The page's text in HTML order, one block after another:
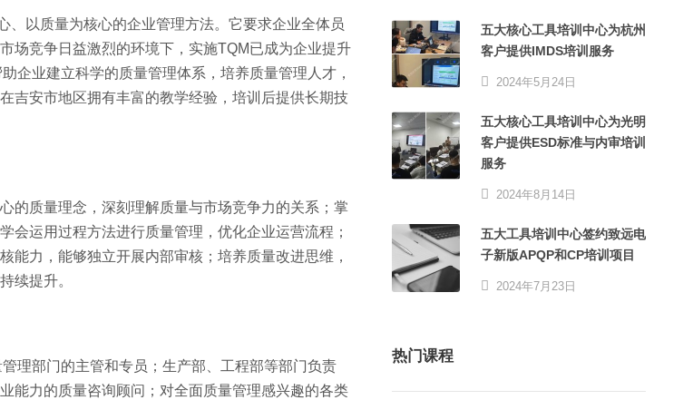
、以质量为核心的企业管理方法。它要求企业全体员
场竞争日益激烈的环境下，实施TQM已成为企业提升
企业建立科学的质量管理体系，培养质量管理人才，
吉安市地区拥有丰富的教学经验，培训后提供长期技
的质量理念，深刻理解质量与市场竞争力的关系；掌
会运用过程方法进行质量管理，优化企业运营流程；
能力，能够独立开展内部审核；培养质量改进思维，
续提升。
理部门的主管和专员；生产部、工程部等部门负责
能力的质量咨询顾问；对全面质量管理感兴趣的各类
五大核心工具培训中心为杭州
客户提供IMDS培训服务
2024年5月24日
五大核心工具培训中心为光明
客户提供ESD标准与内审培训
服务
2024年8月14日
五大工具培训中心签约致远电
子新版APQP和CP培训项目
2024年7月23日
热门课程